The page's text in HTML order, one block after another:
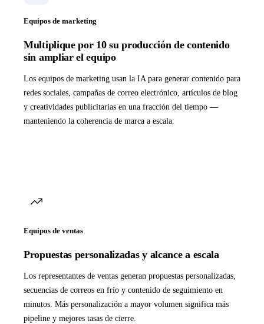
Equipos de marketing
Multiplique por 10 su producción de contenido
sin ampliar el equipo
Los equipos de marketing usan la IA para generar contenido para
redes sociales, campañas de correo electrónico, artículos de blog
y creatividades publicitarias en una fracción del tiempo —
manteniendo la coherencia de marca a escala.
Equipos de ventas
Propuestas personalizadas y alcance a escala
Los representantes de ventas generan propuestas personalizadas,
secuencias de correos en frío y contenido de seguimiento en
minutos. Más personalización a mayor volumen significa más
pipeline y mejores tasas de cierre.